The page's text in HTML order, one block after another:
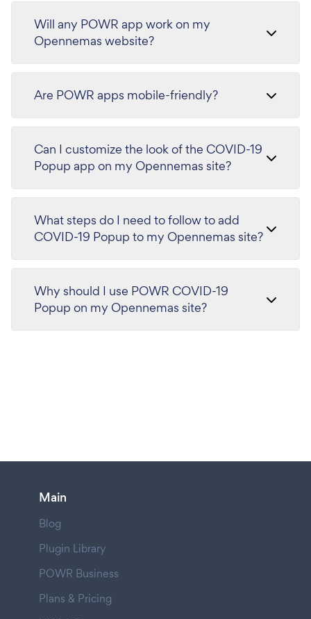
Will any POWR app work on my
Opennemas website?
Are POWR apps mobile-friendly?
Can I customize the look of the COVID-19
Popup app on my Opennemas site?
What steps do I need to follow to add
COVID-19 Popup to my Opennemas site?
Why should I use POWR COVID-19
Popup on my Opennemas site?
Main
Blog
Plugin Library
POWR Business
Plans & Pricing